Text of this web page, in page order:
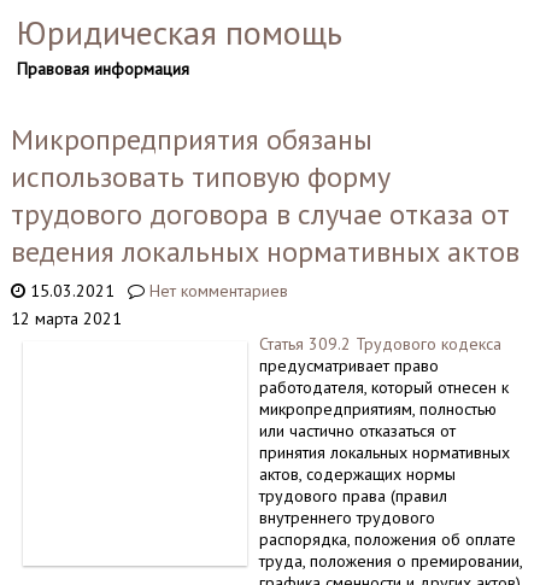
Юридическая помощь
Правовая информация
Микропредприятия обязаны
использовать типовую форму
трудового договора в случае отказа от
ведения локальных нормативных актов
15.03.2021
Нет комментариев
12 марта 2021
Статья 309.2 Трудового кодекса
предусматривает право
работодателя, который отнесен к
микропредприятиям, полностью
или частично отказаться от
принятия локальных нормативных
актов, содержащих нормы
трудового права (правил
внутреннего трудового
распорядка, положения об оплате
труда, положения о премировании,